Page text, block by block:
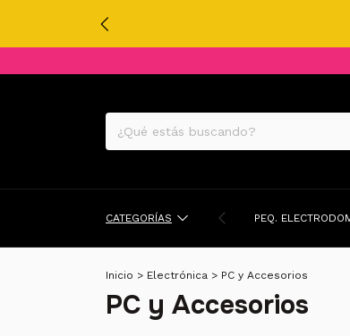
CATEGORÍAS PEQ.
Inicio > Electrónica > PC y Accesorios
PC y Accesorios